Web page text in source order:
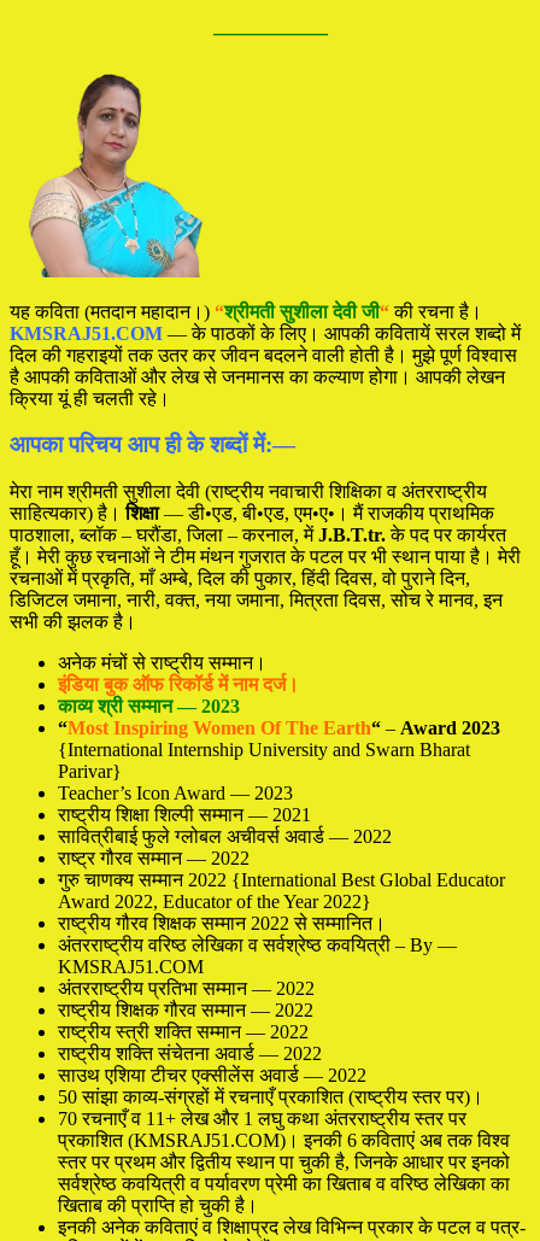
—————
यह कविता (मतदान महादान।) “श्रीमती सुशीला देवी जी“की रचना है।
KMSRAJ51.COM — के पाठकों के लिए। आपकी कवितायें सरल शब्दो में
दिल की गहराइयों तक उतर कर जीवन बदलने वाली होती है। मुझे पूर्ण विश्वास
है आपकी कविताओं और लेख से जनमानस का कल्याण होगा। आपकी लेखन
क्रिया यूं ही चलती रहे।
आपका परिचय आप ही के शब्दों में:—
मेरा नाम श्रीमती सुशीला देवी (राष्ट्रीय नवाचारी शिक्षिका व अंतरराष्ट्रीय
साहित्यकार) है।शिक्षा— डी•एड, बी•एड, एम•ए•। मैं राजकीय प्राथमिक
पाठशाला, ब्लॉक – घरौंडा, जिला – करनाल, मेंJ.B.T.tr.के पद पर कार्यरत
हूँ। मेरी कुछ रचनाओं ने टीम मंथन गुजरात के पटल पर भी स्थान पाया है। मेरी
रचनाओं में प्रकृति, माँ अम्बे, दिल की पुकार, हिंदी दिवस, वो पुराने दिन,
डिजिटल जमाना, नारी, वक्त, नया जमाना, मित्रता दिवस, सोच रे मानव, इन
सभी की झलक है।
अनेक मंचों से राष्ट्रीय सम्मान।
इंडिया बुक ऑफ रिकॉर्ड में नाम दर्ज।
काव्य श्री सम्मान — 2023
“Most Inspiring Women Of The Earth“ – Award 2023
{International Internship University and Swarn Bharat
Parivar}
Teacher’s Icon Award — 2023
राष्ट्रीय शिक्षा शिल्पी सम्मान — 2021
सावित्रीबाई फुले ग्लोबल अचीवर्स अवार्ड — 2022
राष्ट्र गौरव सम्मान — 2022
गुरु चाणक्य सम्मान 2022 {International Best Global Educator
Award 2022, Educator of the Year 2022}
राष्ट्रीय गौरव शिक्षक सम्मान 2022 से सम्मानित।
अंतरराष्ट्रीय वरिष्ठ लेखिका व सर्वश्रेष्ठ कवयित्री – By —
KMSRAJ51.COM
अंतरराष्ट्रीय प्रतिभा सम्मान — 2022
राष्ट्रीय शिक्षक गौरव सम्मान — 2022
राष्ट्रीय स्त्री शक्ति सम्मान — 2022
राष्ट्रीय शक्ति संचेतना अवार्ड — 2022
साउथ एशिया टीचर एक्सीलेंस अवार्ड — 2022
50 सांझा काव्य-संग्रहों में रचनाएँ प्रकाशित (राष्ट्रीय स्तर पर)।
70 रचनाएँ व 11+ लेख और 1 लघु कथा अंतरराष्ट्रीय स्तर पर
प्रकाशित (KMSRAJ51.COM)। इनकी 6 कविताएं अब तक विश्व
स्तर पर प्रथम और द्वितीय स्थान पा चुकी है, जिनके आधार पर इनको
सर्वश्रेष्ठ कवयित्री व पर्यावरण प्रेमी का खिताब व वरिष्ठ लेखिका का
खिताब की प्राप्ति हो चुकी है।
इनकी अनेक कविताएं व शिक्षाप्रद लेख विभिन्न प्रकार के पटल व पत्र-